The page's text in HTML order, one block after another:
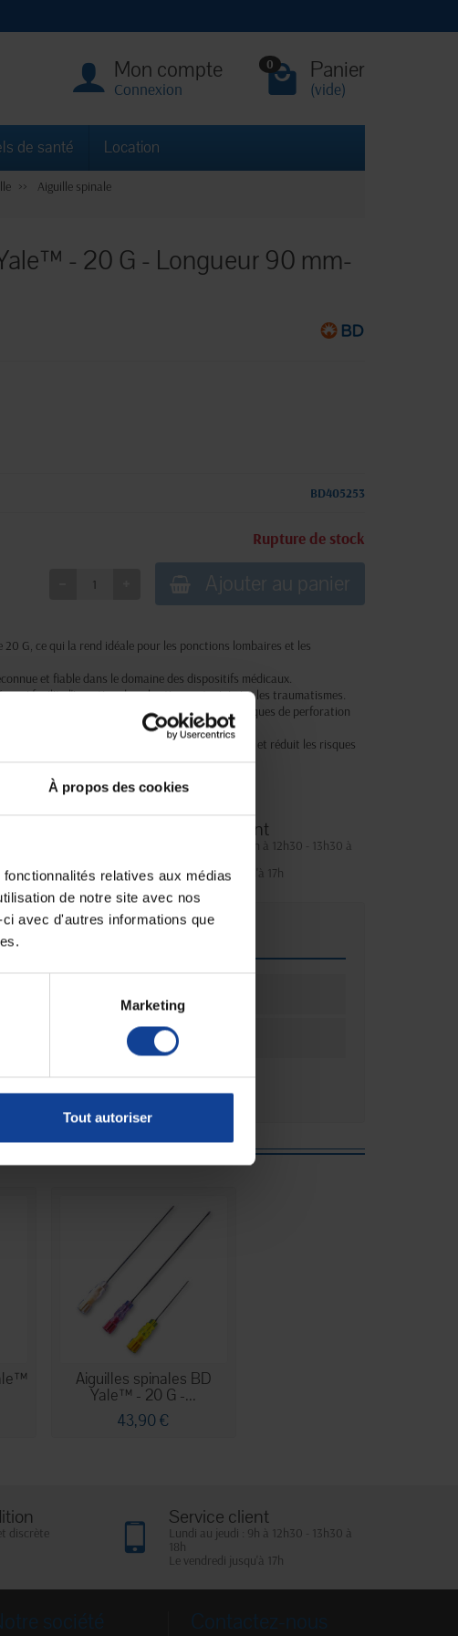
À propos des cookies
relatives aux médias
de notre site avec nos
avec d'autres informations que
Marketing
Tout autoriser
Mon compte
Connexion
0 Panier
(vide)
de santé Location
Aiguille spinale
- 20 G - Longueur 90 mm-
BD405253
Rupture de stock
Ajouter au panier
G, ce qui la rend idéale pour les ponctions lombaires et les
et fiable dans le domaine des dispositifs médicaux.
qui facilite l'insertion dans les tissus et minimise les traumatismes.
qui prévient la surinsertion et réduit les risques de perforation
protecteur, qui protège la pointe de l'aiguille et réduit les risques
Service client
Lundi au jeudi : 9h à 12h30 - 13h30 à
Le vendredi jusqu'à 17h
Boîte(s)
:
Aiguilles spinales BD
Yale™ - 20 G -...
43,90 €
discrète
Service client
Lundi au jeudi : 9h à 12h30 - 13h30 à
18h
Le vendredi jusqu'à 17h
société Contactez-nous